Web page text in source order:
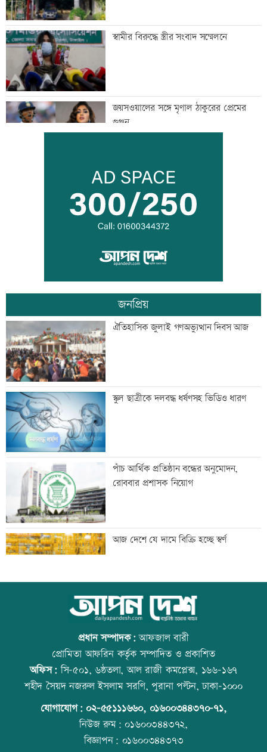
স্বামীর বিরুদ্ধে স্ত্রীর সংবাদ সম্মেলনে
জয়সওয়ালের সঙ্গে মৃণাল ঠাকুরের প্রেমের
গুঞ্জন
ইউএনওদের মানুষের কল্যাণে কাজ করার
আহবান প্রধানমন্ত্রীর
কালীগঞ্জে ৩ মাদকসেবীকে কারাদণ্ড
স্বেচ্ছাসেবী ফোরামের মাসব্যাপী আবৃত্তি
চিত্রাঙ্কন প্রতিযোগিতা
শাক ধুতে গিয়ে গৃহবধূর মৃত্যু
হাসিনার নির্দেশে সালাহউদ্দিন আহমদকে গুম
করা হয়: তদন্ত
তরুণদের নেতৃত্বেই প্রযুক্তিনির্ভর উন্নয়ন হবে:
তথ্যপ্রযুক্তিমন্ত্রী
লক্ষ্মীপুর জেলা প্রশাসনের ১৪ কর্মকর্তা-
কর্মচারীর বিদায়ী সংবর্ধনা
সব শর্ত মেনে নিলে হরমুজ খুলবো: ইরান
মেসির বাবা মারা গেছেন
জনপ্রিয়
ঐতিহাসিক জুলাই গণঅভ্যুত্থান দিবস আজ
স্কুল ছাত্রীকে দলবদ্ধ ধর্ষণসহ ভিডিও ধারণ
পাঁচ আর্থিক প্রতিষ্ঠান বন্ধের অনুমোদন,
রোববার প্রশাসক নিয়োগ
আজ দেশে যে দামে বিক্রি হচ্ছে স্বর্ণ
আজ বিশ্ব বন্ধু দিবস
কোরআন-হাদিসে নামাজ না পড়ার শাস্তি
প্রধান সম্পাদক:আফজাল বারী
প্রোমিতা আফরিন কর্তৃক সম্পাদিত ও প্রকাশিত
অফিস:সি-৫০১, ৬ষ্ঠতলা, আল রাজী কমপ্লেক্স, ১৬৬-১৬৭
শহীদ সৈয়দ নজরুল ইসলাম সরণি, পুরানা পল্টন, ঢাকা-১০০০
যোগাযোগ: ০২-৫৫১১১৬৬০, ০১৬০০৩৪৪৩৭০-৭১,
নিউজ রুম:০১৬০০৩৪৪৩৭২,
বিজ্ঞাপন: ০১৬০০৩৪৪৩৭৩